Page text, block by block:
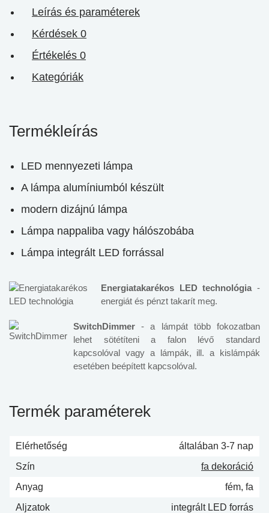
Leírás és paraméterek
Kérdések 0
Értékelés 0
Kategóriák
Termékleírás
LED mennyezeti lámpa
A lámpa alumíniumból készült
modern dizájnú lámpa
Lámpa nappaliba vagy hálószobába
Lámpa integrált LED forrással
Energiatakarékos LED technológia -
energiát és pénzt takarít meg.
SwitchDimmer - a lámpát több fokozatban
lehet sötétíteni a falon lévő standard
kapcsolóval vagy a lámpák, ill. a kislámpák
esetében beépített kapcsolóval.
Termék paraméterek
Elérhetőség
általában 3-7 nap
Szín
fa dekoráció
Anyag
fém, fa
Aljzatok
integrált LED forrás